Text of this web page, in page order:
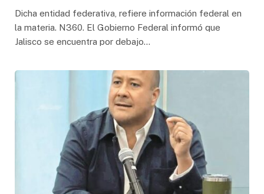
Dicha entidad federativa, refiere información federal en
la materia. N360. El Gobierno Federal informó que
Jalisco se encuentra por debajo…